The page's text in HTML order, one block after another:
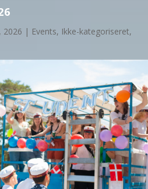
2026 | Events, Ikke-kategoriseret,